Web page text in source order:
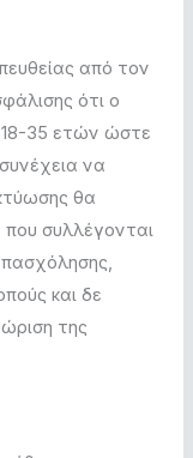
από τον
ότι ο
18-35 ετών ώστε
να
θα
που συλλέγονται
και δε
της